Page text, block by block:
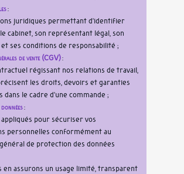
:
juridiques permettant d’identifier
cabinet, son représentant légal, son
ses conditions de responsabilité
de vente (CGV):
régissant nos relations de travail,
les droits, devoirs et garanties
dans le cadre d’une commande
:
pour sécuriser vos
personnelles conformément au
de protection des données
en assurons un usage limité, transparent